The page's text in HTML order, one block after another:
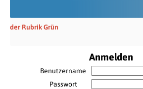
der Rubrik Grün
Anmelden
Benutzername
Passwort